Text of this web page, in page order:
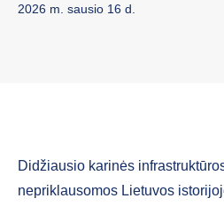
2026 m. sausio 16 d.
Didžiausio karinės
nepriklausomos Lietuvos